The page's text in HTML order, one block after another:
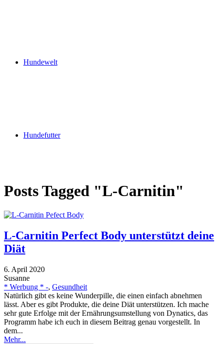
Hundewelt
Hundefutter
Posts Tagged "L-Carnitin"
L-Carnitin Perfect Body unterstützt deine
Diät
6. April 2020
Susanne
* Werbung * -, Gesundheit
Natürlich gibt es keine Wunderpille, die einen einfach abnehmen
lässt. Aber es gibt Produkte, die deine Diät unterstützen. Ich mache
sehr gute Erfolge mit der Ernährungsumstellung von Dynatics, das
Programm habe ich euch in diesem Beitrag genau vorgestellt. In
dem...
Mehr...